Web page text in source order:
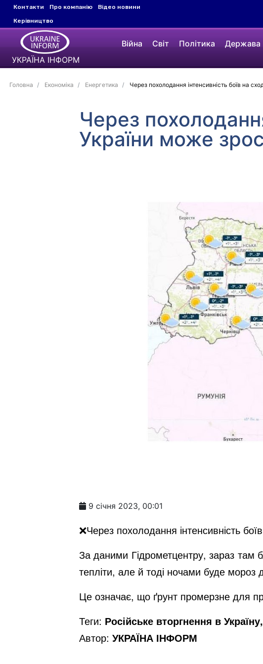
Контакти Про компанію
Відео новини
Керівництво
УКРАЇНА ІНФОРМ
Війна Світ Політика Держава
Головна Економіка Енергетика Через похолодання інтенсивність боїв на
Через
України може
9 січня 2023, 00:01
❌Через похолодання інтенсивність
За даними Гідрометцентру, зараз там
тепліти, але й тоді ночами буде мороз
Це означає, що ґрунт промерзне для
Теги: Російське вторгнення в
Автор: УКРАЇНА ІНФОРМ